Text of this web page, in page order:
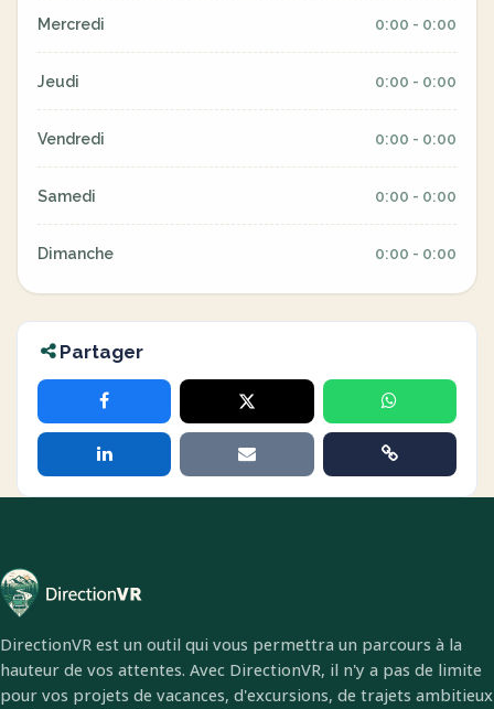
Mercredi 0:00 - 0:00
Jeudi 0:00 - 0:00
Vendredi 0:00 - 0:00
Samedi 0:00 - 0:00
Dimanche 0:00 - 0:00
Partager
DirectionVR est un outil qui vous permettra un parcours à la
hauteur de vos attentes. Avec DirectionVR, il n'y a pas de limite
pour vos projets de vacances, d'excursions, de trajets ambitieux